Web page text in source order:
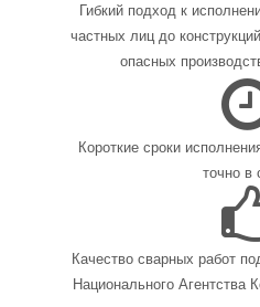
Гибкий подход к
частных лиц до
опасных
Короткие сроки
точно в
Качество сварных работ
Национального Агентства